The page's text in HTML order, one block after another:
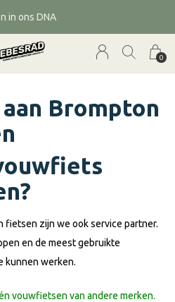
0
Verzending met fietskoeriers
Brompton
fietsen zijn we ook service partner.
en de meest gebruikte
kunnen werken.
vouwfietsen van andere merken.